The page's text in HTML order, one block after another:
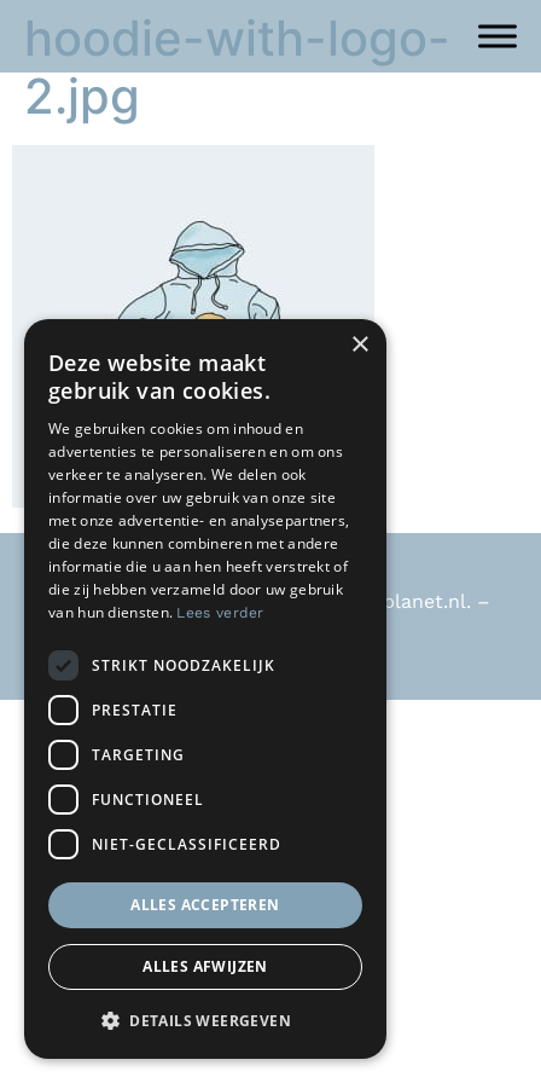
hoodie-with-logo-
2.jpg
Ria Hengeveld –riahengeveld@kpnplanet.nl. –
×
Deze website maakt
gebruik van cookies.
We gebruiken cookies om inhoud en
advertenties te personaliseren en om ons
verkeer te analyseren. We delen ook
informatie over uw gebruik van onze site
met onze advertentie- en analysepartners,
die deze kunnen combineren met andere
informatie die u aan hen heeft verstrekt of
die zij hebben verzameld door uw gebruik
van hun diensten. Lees verder
STRIKT NOODZAKELIJK
PRESTATIE
TARGETING
FUNCTIONEEL
NIET-GECLASSIFICEERD
ALLES ACCEPTEREN
ALLES AFWIJZEN
DETAILS WEERGEVEN